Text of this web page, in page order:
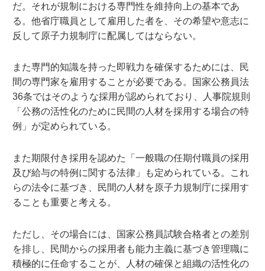
だ。それが規制における専門性を維持向上の基本であ
る。他省庁職員として雇用した者を、その希望や意志に
反して原子力規制庁に配属してはならない。
また専門的知識を持った即戦力を確保するためには、民
間の専門家を雇用することが必要である。国家公務員法
36条ではそのような採用が認められており、人事院規則
「公務の活性化のために民間の人材を採用する場合の特
例」が定められている。
また期限付き採用を認めた「一般職の任期付職員の採用
及び給与の特例に関する法律」も定められている。これ
らの法令に基づき、民間の人材を原子力規制庁に採用す
ることも重要と考える。
ただし、その場合には、国家公務員試験合格者との差別
を排し、民間からの採用者も能力主義に基づき管理職に
積極的に任命することが、人材の確保と組織の活性化の